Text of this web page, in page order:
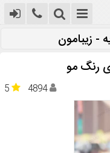
- زیبامون
رنگ مو
5 4894